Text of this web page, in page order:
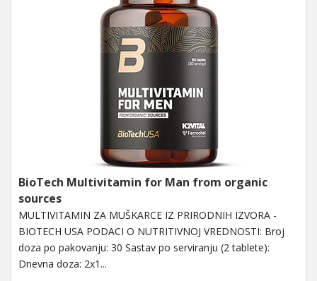
BioTech Multivitamin for Man from organic
sources
MULTIVITAMIN ZA MUŠKARCE IZ PRIRODNIH IZVORA -
BIOTECH USA PODACI O NUTRITIVNOJ VREDNOSTI: Broj
doza po pakovanju: 30 Sastav po serviranju (2 tablete):
Dnevna doza: 2x1...